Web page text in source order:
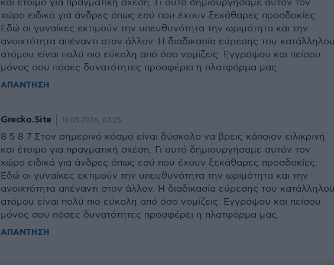
και έτοιμο για πραγματική σχέση. Γι αυτό δημιουργήσαμε αυτόν τον
χώρο ειδικά για άνδρες όπως εσύ που έχουν ξεκάθαρες προσδοκίες.
Εδώ οι γυναίκες εκτιμούν την υπευθυνότητα την ωριμότητα και την
ανοιχτότητα απέναντι στον άλλον. Η διαδικασία εύρεσης του
ατόμου είναι πολύ πιο εύκολη από όσο νομίζεις. Εγγράψου και πείσου
μόνος σου πόσες δυνατότητες προσφέρει η πλατφόρμα μας.
ΑΠΑΝΤΗΣΗ
Grecko.Site 15.05.2026, 03:25
8 5 8 7 Στον σημερινό κόσμο είναι δύσκολο να βρεις κάποιον ειλικρινή
και έτοιμο για πραγματική σχέση. Γι αυτό δημιουργήσαμε αυτόν τον
χώρο ειδικά για άνδρες όπως εσύ που έχουν ξεκάθαρες προσδοκίες.
Εδώ οι γυναίκες εκτιμούν την υπευθυνότητα την ωριμότητα και την
ανοιχτότητα απέναντι στον άλλον. Η διαδικασία εύρεσης του
ατόμου είναι πολύ πιο εύκολη από όσο νομίζεις. Εγγράψου και πείσου
μόνος σου πόσες δυνατότητες προσφέρει η πλατφόρμα μας.
ΑΠΑΝΤΗΣΗ